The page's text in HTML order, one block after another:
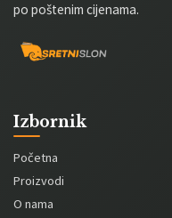
po poštenim cijenama.
Izbornik
Početna
Proizvodi
O nama